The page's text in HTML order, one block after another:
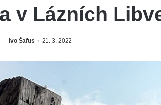
v Lázních
Ivo Šafus 21. 3. 2022